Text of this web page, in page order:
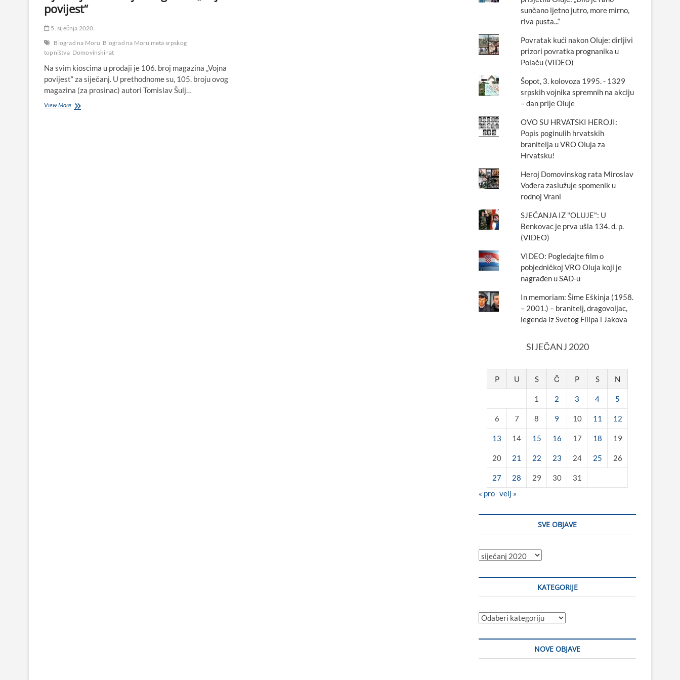
povijest“
5. siječnja 2020.
Biograd na Moru Biograd na Moru meta srpskog
topništva Domovinski rat
Na svim kioscima u prodaji je 106. broj magazina „Vojna
povijest“ za siječanj. U prethodnome su, 105. broju ovog
magazina (za prosinac) autori Tomislav Šulj…
View MoreBiograd
sunčano ljetno jutro, more mirno,
riva pusta...“
Povratak kući nakon Oluje: dirljivi
prizori povratka prognanika u
Polaču (VIDEO)
Šopot, 3. kolovoza 1995. - 1329
srpskih vojnika spremnih na akciju
– dan prije Oluje
OVO SU HRVATSKI HEROJI:
Popis poginulih hrvatskih
branitelja u VRO Oluja za
Hrvatsku!
Heroj Domovinskog rata Miroslav
Vođera zaslužuje spomenik u
rodnoj Vrani
SJEĆANJA IZ "OLUJE": U
Benkovac je prva ušla 134. d. p.
(VIDEO)
VIDEO: Pogledajte film o
pobjedničkoj VRO Oluja koji je
nagrađen u SAD-u
In memoriam: Šime Eškinja (1958.
– 2001.) – branitelj, dragovoljac,
legenda iz Svetog Filipa i Jakova
SIJEČANJ 2020
P U S Č P S N
1 2 3 4 5
6 7 8 9 10 11 12
13 14 15 16 17 18 19
20 21 22 23 24 25 26
27 28 29 30
31
« pro velj »
SVE OBJAVE
Sve
KATEGORIJE
Kategorije
NOVE OBJAVE